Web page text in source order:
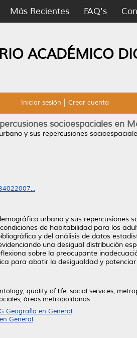
Más Recientes FAQ's
ACADÉMICO
Iniciar sesión Crear cuenta
socioespaciales en
y sus repercusiones
urbano y sus repercusiones
de habitabilidad para los
y del análisis de datos
una desigual distribución
sobre la preocupante
para abatir la desigualdad y
quality of life; social services,
áreas metropolitanas
Geografía en General
General